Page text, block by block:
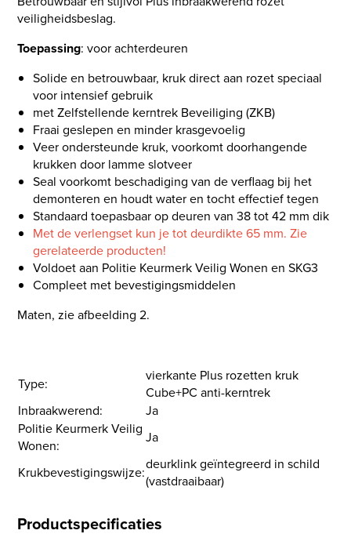
veiligheidsbeslag.
Toepassing: voor achterdeuren
Solide en betrouwbaar, kruk direct aan rozet speciaal
voor intensief gebruik
met Zelfstellende kerntrek Beveiliging (ZKB)
Fraai geslepen en minder krasgevoelig
Veer ondersteunde kruk, voorkomt doorhangende
krukken door lamme slotveer
Seal voorkomt beschadiging van de verflaag bij het
demonteren en houdt water en tocht effectief tegen
Standaard toepasbaar op deuren van 38 tot 42 mm dik
Met de verlengset kun je tot deurdikte 65 mm. Zie
gerelateerde producten!
Voldoet aan Politie Keurmerk Veilig Wonen en SKG3
Compleet met bevestigingsmiddelen
Maten, zie afbeelding 2.
Type:
vierkante Plus rozetten kruk
Cube+PC anti-kerntrek
Inbraakwerend:
Ja
Politie Keurmerk Veilig
Wonen:
Ja
Krukbevestigingswijze:deurklink geïntegreerd in schild
(vastdraaibaar)
Productspecificaties